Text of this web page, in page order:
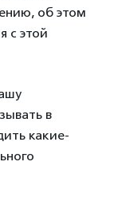
об этом
с этой
в
какие-